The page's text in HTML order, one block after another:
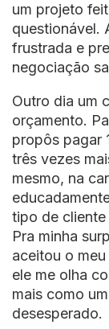
um projeto
questionável.
frustrada e
negociação
Outro dia um
orçamento.
propôs pagar
três vezes
mesmo, na
tipo de cliente
Pra minha
aceitou o
ele me olha
mais como
desesperado.